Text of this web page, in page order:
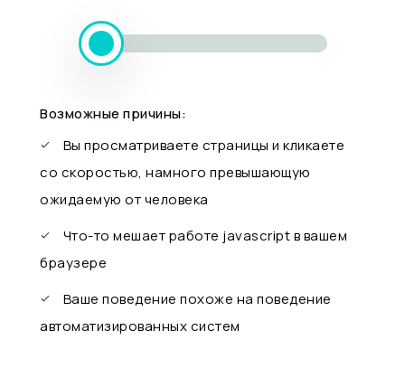
Возможные причины:
Вы просматриваете страницы и кликаете
со скоростью, намного превышающую
ожидаемую от человека
Что-то мешает работе javascript в вашем
браузере
Ваше поведение похоже на поведение
автоматизированных систем